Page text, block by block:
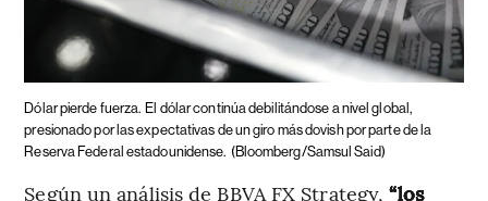
Dólar pierde fuerza. El dólar continúa debilitándose a nivel global,
presionado por las expectativas de un giro más dovish por parte de la
Reserva Federal estadounidense. (Bloomberg/Samsul Said)
Según un análisis de BBVA FX Strategy,“los